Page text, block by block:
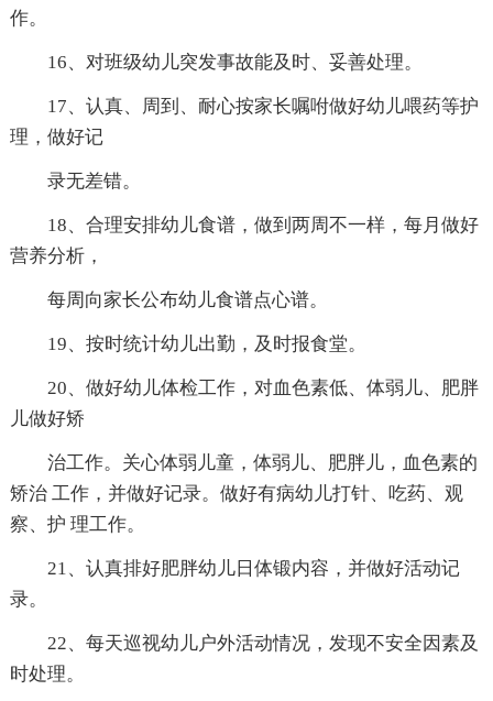
作。
16、对班级幼儿突发事故能及时、妥善处理。
17、认真、周到、耐心按家长嘱咐做好幼儿喂药等护
理，做好记
录无差错。
18、合理安排幼儿食谱，做到两周不一样，每月做好
营养分析，
每周向家长公布幼儿食谱点心谱。
19、按时统计幼儿出勤，及时报食堂。
20、做好幼儿体检工作，对血色素低、体弱儿、肥胖
儿做好矫
治工作。关心体弱儿童，体弱儿、肥胖儿，血色素的
矫治 工作，并做好记录。做好有病幼儿打针、吃药、观
察、护 理工作。
21、认真排好肥胖幼儿日体锻内容，并做好活动记
录。
22、每天巡视幼儿户外活动情况，发现不安全因素及
时处理。